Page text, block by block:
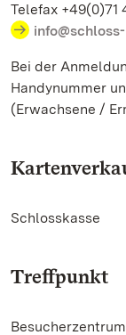
Telefax +49(0)71
Bei der
Handynummer
(Erwachsene /
Schlosskasse
Treffpunkt
Besucherzentrum